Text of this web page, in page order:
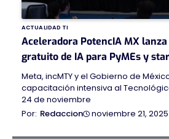
ACTUALIDAD TI
Aceleradora PotencIA MX
gratuito de IA para PyMEs y
Meta, incMTY y el Gobierno de
capacitación intensiva al
24 de noviembre
Redaccion
noviembre 21, 2025